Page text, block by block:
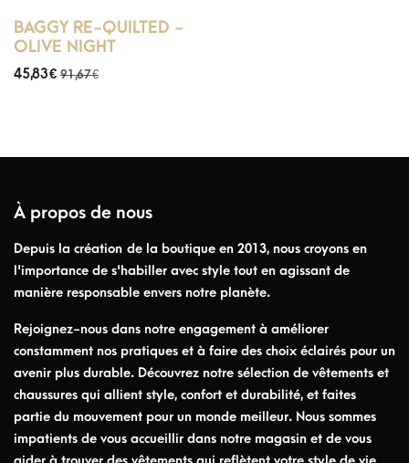
BAGGY RE-QUILTED -
OLIVE NIGHT
45,83€ 91,67€
À propos de nous
Depuis la création de la boutique en 2013, nous croyons en
l'importance de s'habiller avec style tout en agissant de
manière responsable envers notre planète.
Rejoignez-nous dans notre engagement à améliorer
constamment nos pratiques et à faire des choix éclairés pour un
avenir plus durable. Découvrez notre sélection de vêtements et
chaussures qui allient style, confort et durabilité, et faites
partie du mouvement pour un monde meilleur. Nous sommes
impatients de vous accueillir dans notre magasin et de vous